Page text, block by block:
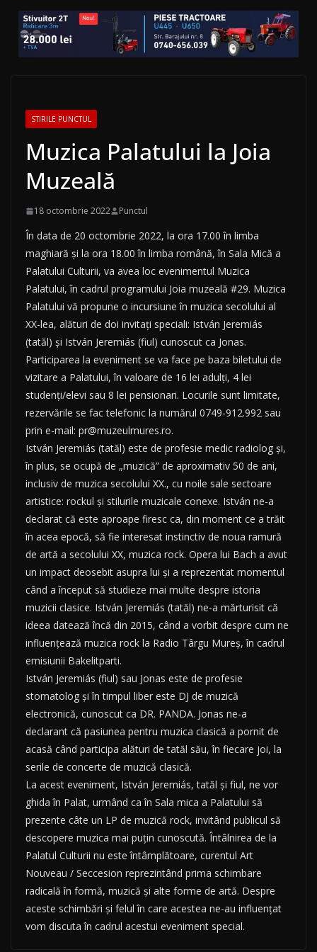
STIRILE PUNCTUL
Muzica Palatului la Joia
Muzeală
18 octombrie 2022 Punctul
În data de 20 octombrie 2022, la ora 17.00 în limba
maghiară și la ora 18.00 în limba română, în Sala Mică a
Palatului Culturii, va avea loc evenimentul Muzica
Palatului, în cadrul programului Joia muzeală #29. Muzica
Palatului vă propune o incursiune în muzica secolului al
XX-lea, alături de doi invitați speciali: István Jeremiás
(tatăl) și István Jeremiás (fiul) cunoscut ca Jonas.
Participarea la eveniment se va face pe baza biletului de
vizitare a Palatului, în valoare de 16 lei adulți, 4 lei
studenți/elevi sau 8 lei pensionari. Locurile sunt limitate,
rezervările se fac telefonic la numărul 0749-912.992 sau
prin e-mail: pr@muzeulmures.ro.
István Jeremiás (tatăl) este de profesie medic radiolog și,
în plus, se ocupă de „muzică” de aproximativ 50 de ani,
inclusiv de muzica secolului XX., cu noile sale sectoare
artistice: rockul și stilurile muzicale conexe. István ne-a
declarat că este aproape firesc ca, din moment ce a trăit
în acea epocă, să fie interesat instinctiv de noua ramură
de artă a secolului XX, muzica rock. Opera lui Bach a avut
un impact deosebit asupra lui și a reprezentat momentul
când a început să studieze mai multe despre istoria
muzicii clasice. István Jeremiás (tatăl) ne-a mărturisit că
ideea datează încă din 2015, când a vorbit despre cum ne
influențează muzica rock la Radio Târgu Mureș, în cadrul
emisiunii Bakelitparti.
István Jeremiás (fiul) sau Jonas este de profesie
stomatolog și în timpul liber este DJ de muzică
electronică, cunoscut ca DR. PANDA. Jonas ne-a
declarant că pasiunea pentru muzica clasică a pornit de
acasă când participa alături de tatăl său, în fiecare joi, la
serile de concerte de muzică clasică.
La acest eveniment, István Jeremiás, tatăl și fiul, ne vor
ghida în Palat, urmând ca în Sala mica a Palatului să
prezente câte un LP de muzică rock, invitând publicul să
descopere muzica mai puțin cunoscută. Întâlnirea de la
Palatul Culturii nu este întâmplătoare, curentul Art
Nouveau / Seccesion reprezintând prima schimbare
radicală în formă, muzică și alte forme de artă. Despre
aceste schimbări și felul în care acestea ne-au influențat
vom discuta în cadrul acestui eveniment special.